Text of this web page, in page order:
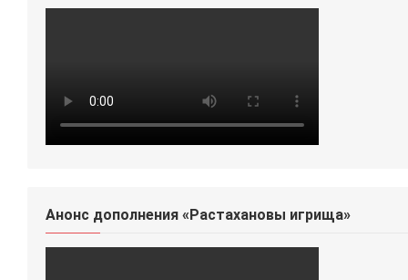
Анонс дополнения «Растахановы игрища»